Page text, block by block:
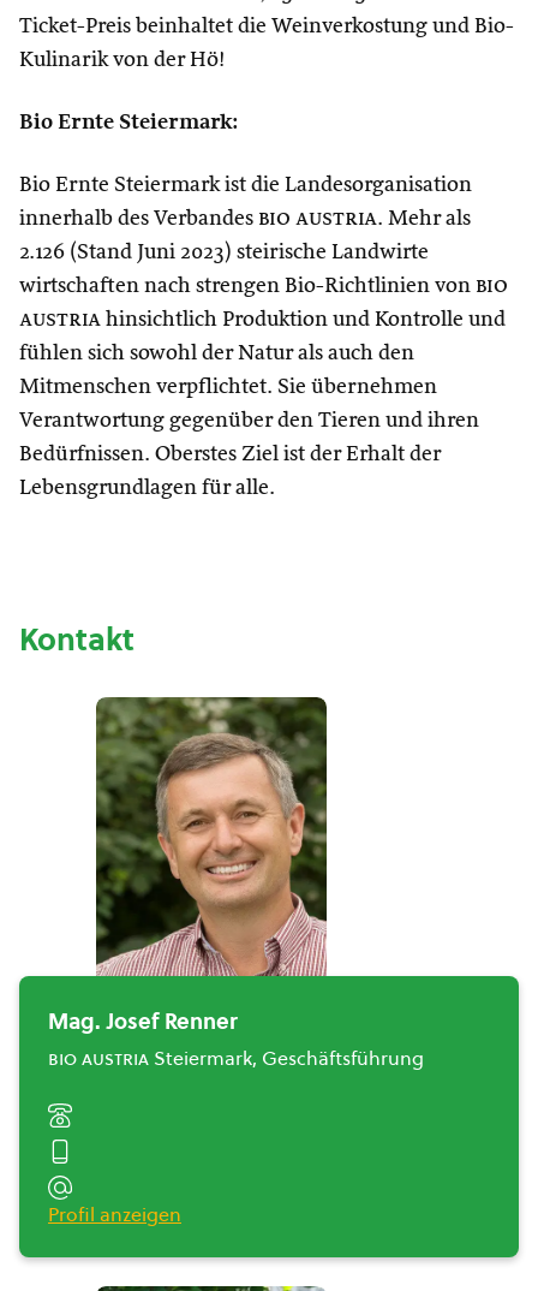
Ticket-Preis beinhaltet die Weinverkostung und Bio-
Kulinarik von der Hö!
Bio Ernte Steiermark:
Bio Ernte Steiermark ist die Landesorganisation
innerhalb des Verbandes bio austria. Mehr als
2.126 (Stand Juni 2023) steirische Landwirte
wirtschaften nach strengen Bio-Richtlinien von bio
austria hinsichtlich Produktion und Kontrolle und
fühlen sich sowohl der Natur als auch den
Mitmenschen verpflichtet. Sie übernehmen
Verantwortung gegenüber den Tieren und ihren
Bedürfnissen. Oberstes Ziel ist der Erhalt der
Lebensgrundlagen für alle.
Kontakt
Mag. Josef Renner
bio austria Steiermark, Geschäftsführung
Profil anzeigen